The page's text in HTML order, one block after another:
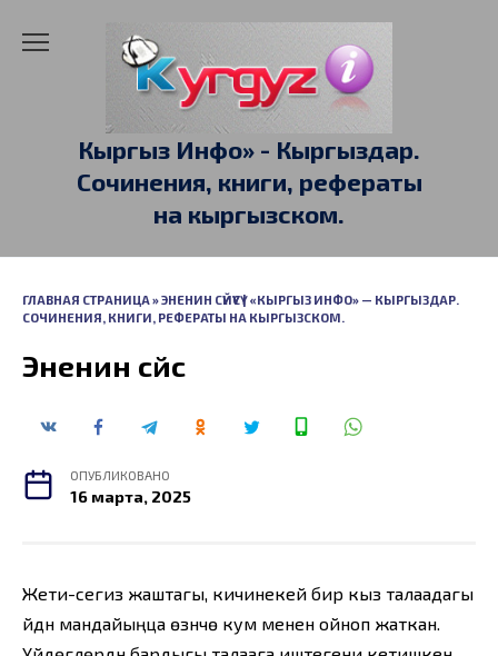
Кыргыз Инфо» - Кыргыздар.
Сочинения, книги, рефераты
на кыргызском.
ГЛАВНАЯ СТРАНИЦА»ЭНЕНИН СҮЙҮҮСҮ | «КЫРГЫЗ ИНФО» — КЫРГЫЗДАР.
СОЧИНЕНИЯ, КНИГИ, РЕФЕРАТЫ НА КЫРГЫЗСКОМ.
Эненин сүйүүсү
ОПУБЛИКОВАНО
16 марта, 2025
Жети-сегиз жаштагы, кичинекей бир кыз талаадагы
үйдүн мандайыңца өзүнчө кум менен ойноп жаткан.